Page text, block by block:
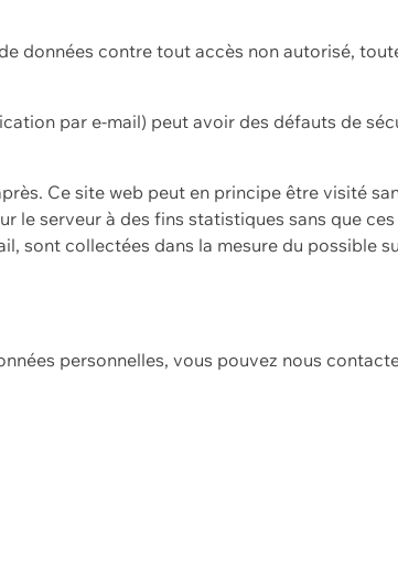
données contre tout accès non autorisé,
par e-mail) peut avoir des défauts de
Ce site web peut en principe être visité
le serveur à des fins statistiques sans que
sont collectées dans la mesure du possible
personnelles, vous pouvez nous